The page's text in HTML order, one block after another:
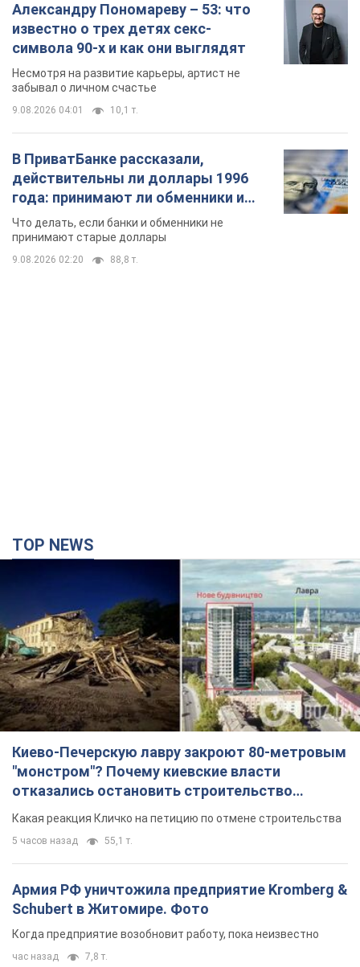
Александру Пономареву – 53: что
известно о трех детях секс-
символа 90-х и как они выглядят
Несмотря на развитие карьеры, артист не
забывал о личном счастье
9.08.2026 04:01 10,1 т.
В ПриватБанке рассказали,
действительны ли доллары 1996
года: принимают ли обменники и
банки такие купюры
Что делать, если банки и обменники не
принимают старые доллары
9.08.2026 02:20 88,8 т.
TOP NEWS
Киево-Печерскую лавру закроют 80-метровым
"монстром"? Почему киевские власти
отказались остановить строительство
небоскреба "московского верующего"
Какая реакция Кличко на петицию по отмене строительства
5 часов назад 55,1 т.
Армия РФ уничтожила предприятие Kromberg &
Schubert в Житомире. Фото
Когда предприятие возобновит работу, пока неизвестно
час назад 7,8 т.